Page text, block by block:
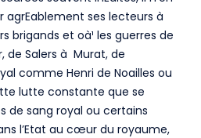
agrEablement ses lecteurs à
brigands et oà¹ les guerres de
de Salers à Murat, de
comme Henri de Noailles ou
lutte constante que se
de sang royal ou certains
l’Etat au cœur du royaume,